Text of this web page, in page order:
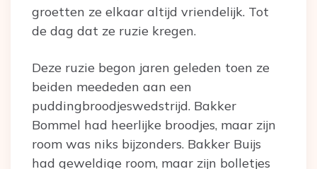
groetten ze elkaar altijd vriendelijk. Tot
de dag dat ze ruzie kregen.
Deze ruzie begon jaren geleden toen ze
beiden meededen aan een
puddingbroodjeswedstrijd. Bakker
Bommel had heerlijke broodjes, maar zijn
room was niks bijzonders. Bakker Buijs
had geweldige room, maar zijn bolletjes